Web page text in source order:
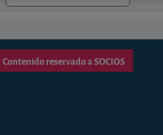
Contenido reservado a SOCIOS